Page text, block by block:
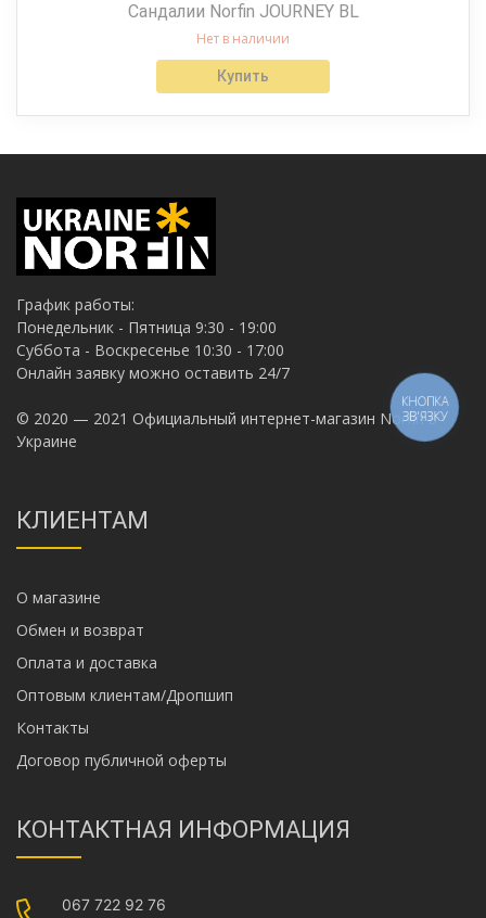
Сандалии Norfin JOURNEY BL
Нет в наличии
Купить
График работы:
Понедельник - Пятница 9:30 - 19:00
Суббота - Воскресенье 10:30 - 17:00
Онлайн заявку можно оставить 24/7
© 2020 — 2021 Официальный интернет-магазин Norfin в
Украине
КЛИЕНТАМ
О магазине
Обмен и возврат
Оплата и доставка
Оптовым клиентам/Дропшип
Контакты
Договор публичной оферты
КОНТАКТНАЯ ИНФОРМАЦИЯ
067 722 92 76
КНОПКА
ЗВ'ЯЗКУ